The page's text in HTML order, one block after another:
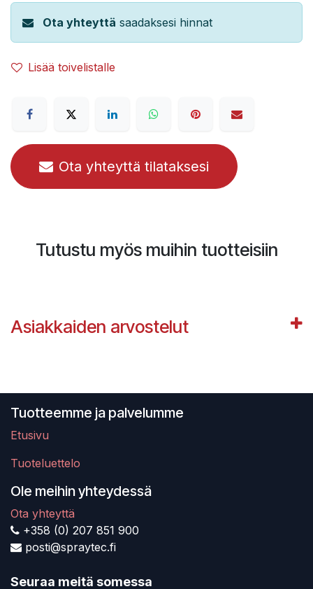
Ota yhteyttä saadaksesi hinnat
Lisää toivelistalle
Ota yhteyttä tilataksesi
Tutustu myös muihin tuotteisiin
Asiakkaiden arvostelut
Tuotteemme ja palvelumme
Etusivu
Tuoteluettelo
Ole meihin yhteydessä
Ota yhteyttä
+358 (0) 207 851 900
posti@spraytec.fi
Seuraa meitä somessa